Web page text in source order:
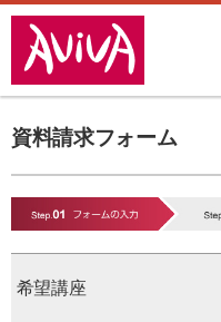
資料請求フォーム
希望講座